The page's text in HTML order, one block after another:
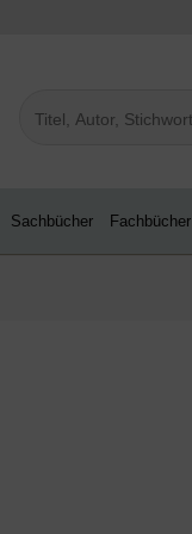
Sachbücher Fachbücher